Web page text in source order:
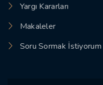
Yargı Kararları
Makaleler
Soru Sormak İstiyorum